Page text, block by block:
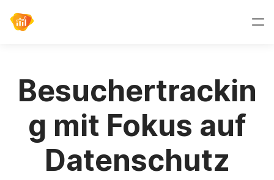
Besuchertrackin
g mit Fokus auf
Datenschutz